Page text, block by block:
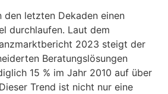
den letzten Dekaden einen
durchlaufen. Laut dem
2023 steigt der
Beratungslösungen
15 % im Jahr 2010 auf über
Trend ist nicht nur eine